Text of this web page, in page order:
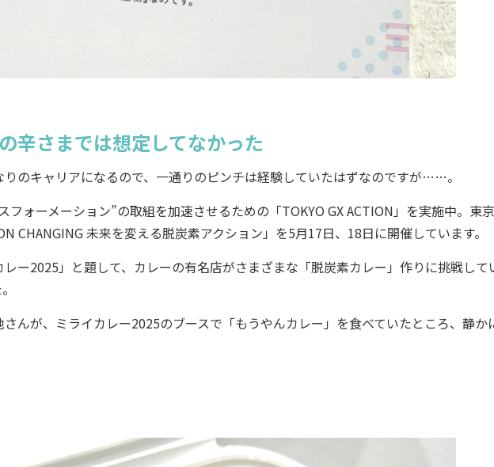
辛さまでは想定してなかった
のキャリアになるので、一通りのピンチは経験していたはずなのですが……。
ォーメーション”の取組を加速させるための「TOKYO GX ACTION」を実施中。東
CHANGING 未来を変える脱炭素アクション」を5月17日、18日に開催しています。
ー2025」と題して、カレーの有名店がさまざまな「脱炭素カレー」作りに挑戦して
んが、ミライカレー2025のブースで「もうやんカレー」を食べていたところ、静か